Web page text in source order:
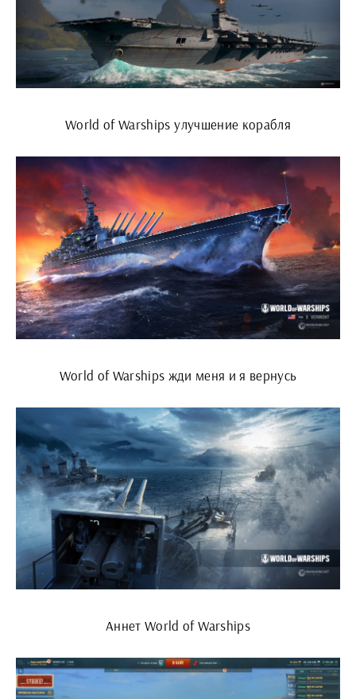
World of Warships улучшение корабля
World of Warships жди меня и я вернусь
Аннет World of Warships